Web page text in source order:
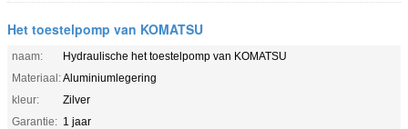
Het toestelpomp van KOMATSU
naam:
Hydraulische het toestelpomp van KOMATSU
Materiaal:Aluminiumlegering
kleur:
Zilver
Garantie: 1 jaar